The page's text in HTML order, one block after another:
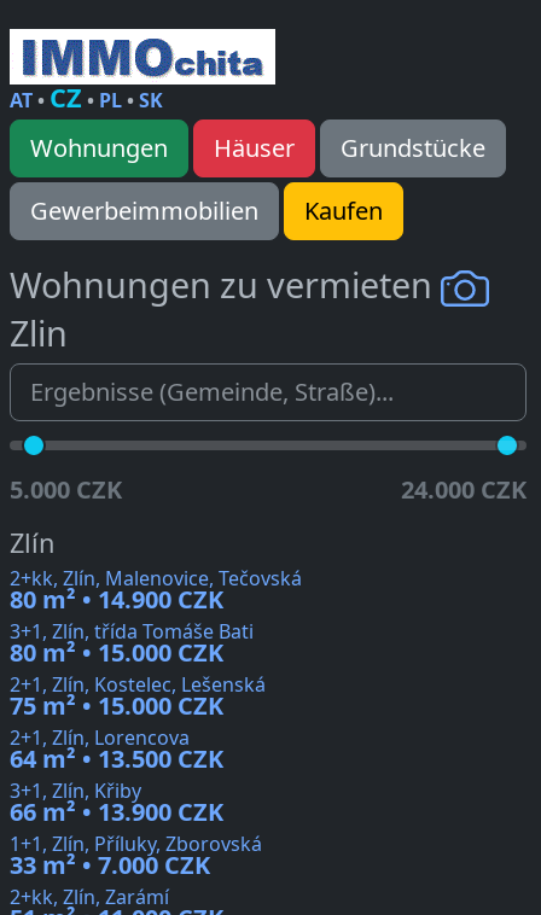
AT• CZ • PL•SK
Wohnungen Häuser
Grundstücke
Gewerbeimmobilien
Kaufen
Wohnungen zu vermieten
Zlin
5.000 CZK 24.000 CZK
Zlín
2+kk, Zlín, Malenovice, Tečovská
80 m² • 14.900 CZK
3+1, Zlín, třída Tomáše Bati
80 m² • 15.000 CZK
2+1, Zlín, Kostelec, Lešenská
75 m² • 15.000 CZK
2+1, Zlín, Lorencova
64 m² • 13.500 CZK
3+1, Zlín, Křiby
66 m² • 13.900 CZK
1+1, Zlín, Příluky, Zborovská
33 m² • 7.000 CZK
2+kk, Zlín, Zarámí